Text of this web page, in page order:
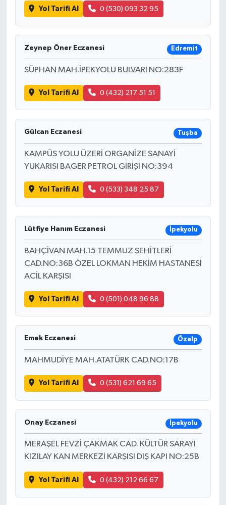
Yol Tarifi Al 0 (530) 093 32 95
Zeynep Öner Eczanesi Edremit
SÜPHAN MAH.İPEKYOLU BULVARI NO:283F
Yol Tarifi Al 0 (432) 217 51 51
Gülcan Eczanesi Tuşba
KAMPÜS YOLU ÜZERİ ORGANİZE SANAYİ
YUKARISI BAGER PETROL GİRİŞİ NO:394
Yol Tarifi Al 0 (533) 348 25 87
Lütfiye Hanım Eczanesi İpekyolu
BAHÇİVAN MAH.15 TEMMUZ ŞEHİTLERİ
CAD.NO:36B ÖZEL LOKMAN HEKİM HASTANESİ
ACİL KARŞISI
Yol Tarifi Al 0 (501) 048 96 88
Emek Eczanesi Özalp
MAHMUDİYE MAH.ATATÜRK CAD.NO:17B
Yol Tarifi Al 0 (531) 621 69 65
Onay Eczanesi İpekyolu
MERAŞEL FEVZİ ÇAKMAK CAD. KÜLTÜR SARAYI
KIZILAY KAN MERKEZİ KARŞISI DIŞ KAPI NO:25B
Yol Tarifi Al 0 (432) 212 66 67